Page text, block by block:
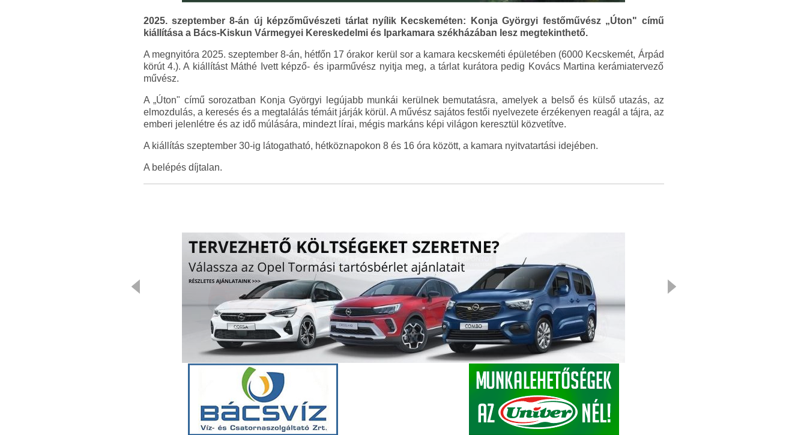
2025. szeptember 8-án új képzőművészeti tárlat nyílik Kecskeméten: Konja Györgyi festőművész „Úton" című
kiállítása a Bács-Kiskun Vármegyei Kereskedelmi és Iparkamara székházában lesz megtekinthető.
A megnyitóra 2025. szeptember 8-án, hétfőn 17 órakor kerül sor a kamara kecskeméti épületében (6000 Kecskemét, Árpád
körút 4.). A kiállítást Máthé Ivett képző- és iparművész nyitja meg, a tárlat kurátora pedig Kovács Martina kerámiatervező
művész.
A „Úton" című sorozatban Konja Györgyi legújabb munkái kerülnek bemutatásra, amelyek a belső és külső utazás, az
elmozdulás, a keresés és a megtalálás témáit járják körül. A művész sajátos festői nyelvezete érzékenyen reagál a tájra, az
emberi jelenlétre és az idő múlására, mindezt lírai, mégis markáns képi világon keresztül közvetítve.
A kiállítás szeptember 30-ig látogatható, hétköznapokon 8 és 16 óra között, a kamara nyitvatartási idejében.
A belépés díjtalan.